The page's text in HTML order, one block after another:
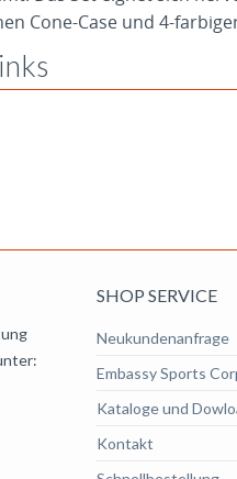
Cone-Case und 4-
SHOP SERVICE
Neukundenanfrage
Embassy Sports
Kataloge und
Kontakt